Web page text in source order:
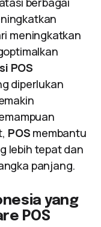
meningkatkan
POS
diperlukan
POS membantu
lebih tepat dan
panjang.
yang
POS